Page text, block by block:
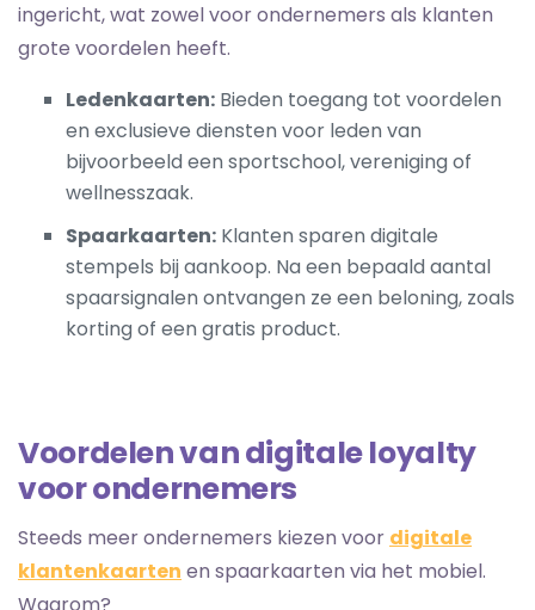
ingericht, wat zowel voor ondernemers als klanten
grote voordelen heeft.
Ledenkaarten: Bieden toegang tot voordelen
en exclusieve diensten voor leden van
bijvoorbeeld een sportschool, vereniging of
wellnesszaak.
Spaarkaarten: Klanten sparen digitale
stempels bij aankoop. Na een bepaald aantal
spaarsignalen ontvangen ze een beloning, zoals
korting of een gratis product.
Voordelen van digitale loyalty
voor ondernemers
Steeds meer ondernemers kiezen voor digitale
klantenkaarten en spaarkaarten via het mobiel.